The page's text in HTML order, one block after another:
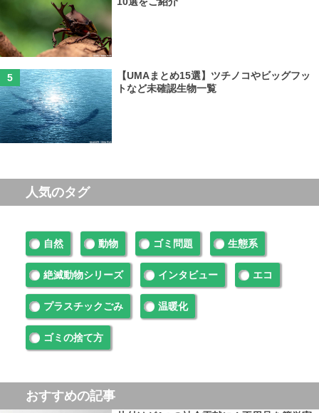
【UMAまとめ15選】ツチノコやビッグフッ
トなど未確認生物一覧
人気のタグ
自然 動物 ゴミ問題 生態系
絶滅動物シリーズ インタビュー エコ
プラスチックごみ 温暖化
ゴミの捨て方
おすすめの記事